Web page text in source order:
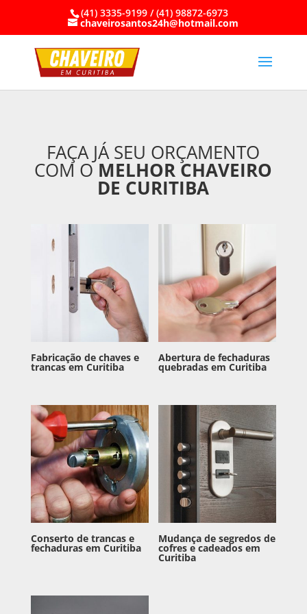
(41) 3335-9199 / (41) 98872-6973
chaveirosantos24h@hotmail.com
FAÇA JÁ SEU ORÇAMENTO
COM OMELHOR CHAVEIRO
DE CURITIBA
Fabricação de chaves e
trancas em Curitiba
Abertura de fechaduras
quebradas em Curitiba
Conserto de trancas e
fechaduras em Curitiba
Mudança de segredos de
cofres e cadeados em
Curitiba